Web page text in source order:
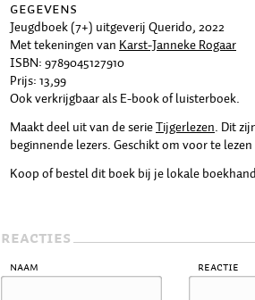
GEGEVENS
Jeugdboek (7+) uitgeverij Querido, 2022
Met tekeningen vanKarst-Janneke Rogaar
ISBN: 9789045127910
Prijs: 13,99
Ook verkrijgbaar als E-book of luisterboek.
Maakt deel uit van de serieTijgerlezen. Dit
beginnende lezers. Geschikt om voor te
Koop of bestel dit boek bij je lokale
REACTIES
Naam Reactie